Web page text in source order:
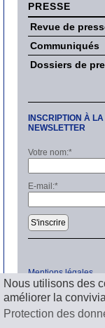
Nous utilisons des
améliorer la
Protection des
PRESSE
Revue de
Communiqués
Dossiers de
INSCRIPTION À LA
NEWSLETTER
Votre nom:*
E-mail:*
S'inscrire
Mentions légales